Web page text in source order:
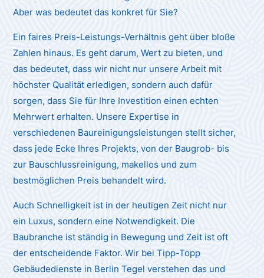
Aber was bedeutet das konkret für Sie?
Ein faires Preis-Leistungs-Verhältnis geht über bloße
Zahlen hinaus. Es geht darum, Wert zu bieten, und
das bedeutet, dass wir nicht nur unsere Arbeit mit
höchster Qualität erledigen, sondern auch dafür
sorgen, dass Sie für Ihre Investition einen echten
Mehrwert erhalten. Unsere Expertise in
verschiedenen Baureinigungsleistungen stellt sicher,
dass jede Ecke Ihres Projekts, von der Baugrob- bis
zur Bauschlussreinigung, makellos und zum
bestmöglichen Preis behandelt wird.
Auch Schnelligkeit ist in der heutigen Zeit nicht nur
ein Luxus, sondern eine Notwendigkeit. Die
Baubranche ist ständig in Bewegung und Zeit ist oft
der entscheidende Faktor. Wir bei Tipp-Topp
Gebäudedienste in Berlin Tegel verstehen das und